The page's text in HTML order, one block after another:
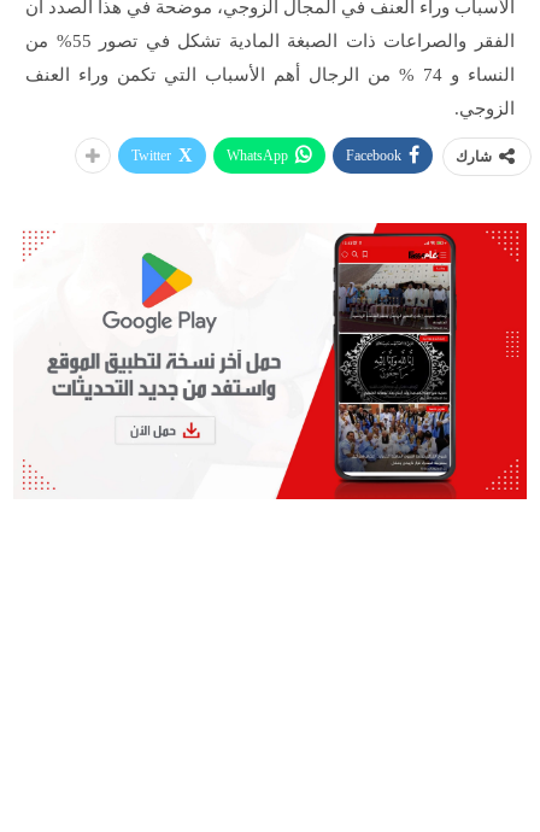
الأسباب وراء العنف في المجال الزوجي، موضحة في هذا الصدد أن
الفقر والصراعات ذات الصبغة المادية تشكل في تصور 55% من
النساء و 74 % من الرجال أهم الأسباب التي تكمن وراء العنف
الزوجي.
شارك Facebook
WhatsApp
Twitter